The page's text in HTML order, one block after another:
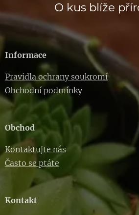
O kus blíže
Informace
Pravidla ochrany soukromí
Obchodní podmínky
Obchod
Kontaktujte nás
Často se ptáte
Kontakt